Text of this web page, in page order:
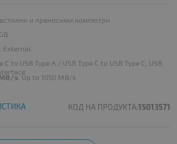
и преносими компютри
: External
C to USB Type A / USB Type C to USB Type C, USB
s: Up to 1050 MB/s
КОД НА ПРОДУКТА:15013571